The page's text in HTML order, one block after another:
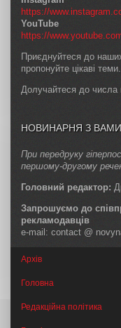
https://
YouTube
https://
Приєднуйтеся до
пропонуйте цікаві теми.
Долучайтеся до числа
НОВИНАРНЯ З ВАМИ
При передруку
першому-другому
Головний редактор:
Запрошуємо до
рекламодавців
e-mail: contact @
Архів
Головна
Редакційна політика